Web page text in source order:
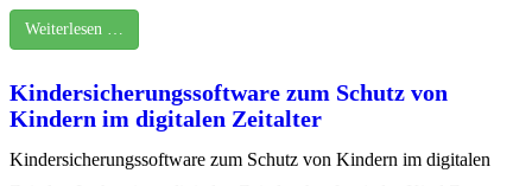
Weiterlesen …
Kindersicherungssoftware zum Schutz von
Kindern im digitalen Zeitalter
Kindersicherungssoftware zum Schutz von Kindern im digitalen